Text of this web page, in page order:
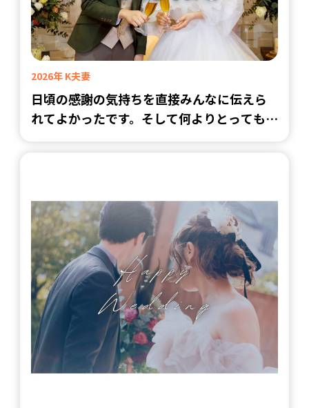
2026年 K夫妻
日頃の感謝の気持ちを直接みんなに伝えら
れてよかったです。そして何よりとっても楽
しかったです！